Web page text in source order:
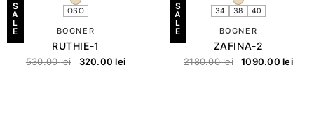
S
A
L
E
OSO
BOGNER
RUTHIE-1
530.00lei 320.00lei
S
A
L
E
34 38 40
BOGNER
ZAFINA-2
2180.00lei 1090.00lei